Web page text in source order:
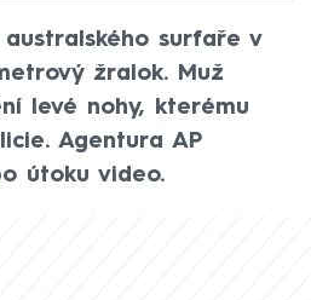
surfaře v
žralok. Muž
levé nohy, kterému
Agentura AP
útoku video.